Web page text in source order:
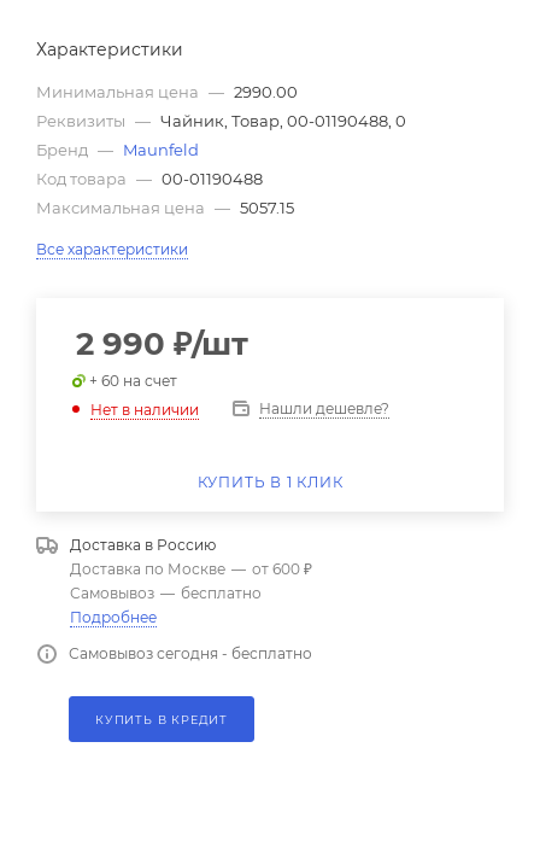
Характеристики
Минимальная цена — 2990.00
Реквизиты — Чайник, Товар, 00-01190488, 0
Бренд — Maunfeld
Код товара — 00-01190488
Максимальная цена — 5057.15
Все характеристики
2 990 ₽/шт
+ 60 на счет
Нет в наличии
Нашли дешевле?
КУПИТЬ В 1 КЛИК
Доставка в Россию
Доставка по Москве — от 600 ₽
Самовывоз — бесплатно
Подробнее
Самовывоз сегодня - бесплатно
КУПИТЬ В КРЕДИТ